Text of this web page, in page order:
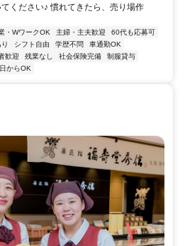
ください♪ 慣れてきたら、売り場作
・WワークOK 主婦・主夫歓迎
60代も応募可
シフト自由 学歴不問
車通勤OK
歓迎 残業なし 社会保険完備
制服貸与
からOK